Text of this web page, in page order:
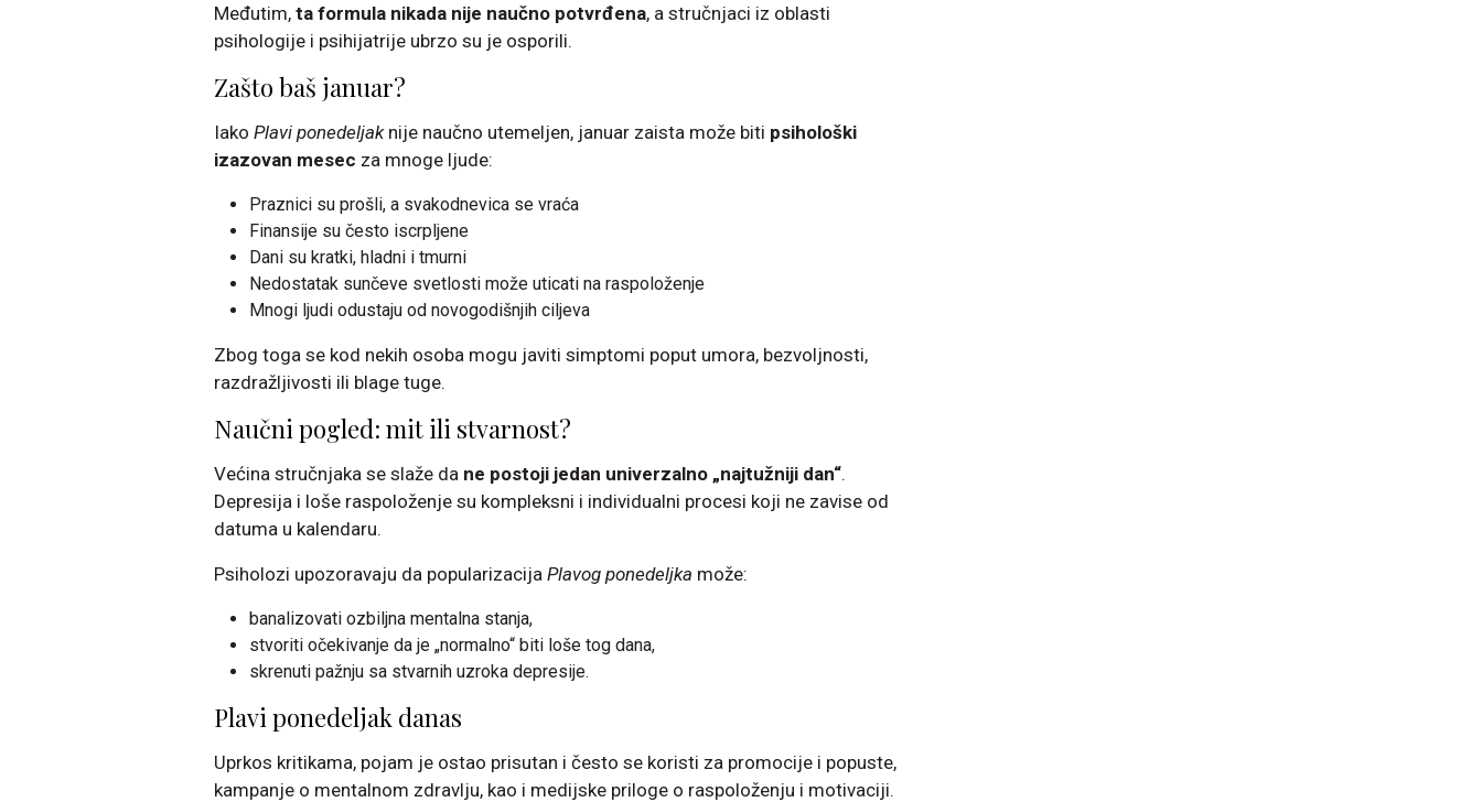
Međutim, ta formula nikada nije naučno potvrđena, a stručnjaci iz oblasti
psihologije i psihijatrije ubrzo su je osporili.
Zašto baš januar?
Iako Plavi ponedeljaknije naučno utemeljen, januar zaista može biti psihološki
izazovan mesec za mnoge ljude:
Praznici su prošli, a svakodnevica se vraća
Finansije su često iscrpljene
Dani su kratki, hladni i tmurni
Nedostatak sunčeve svetlosti može uticati na raspoloženje
Mnogi ljudi odustaju od novogodišnjih ciljeva
Zbog toga se kod nekih osoba mogu javiti simptomi poput umora, bezvoljnosti,
razdražljivosti ili blage tuge.
Naučni pogled: mit ili stvarnost?
Većina stručnjaka se slaže da ne postoji jedan univerzalno „najtužniji dan“.
Depresija i loše raspoloženje su kompleksni i individualni procesi koji ne zavise od
datuma u kalendaru.
Psiholozi upozoravaju da popularizacija Plavog ponedeljka može:
banalizovati ozbiljna mentalna stanja,
stvoriti očekivanje da je „normalno“ biti loše tog dana,
skrenuti pažnju sa stvarnih uzroka depresije.
Plavi ponedeljak danas
Uprkos kritikama, pojam je ostao prisutan i često se koristi za promocije i popuste,
kampanje o mentalnom zdravlju, kao i medijske priloge o raspoloženju i motivaciji.